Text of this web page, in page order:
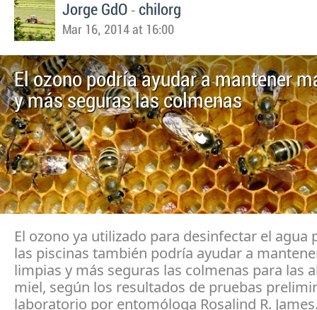
Jorge GdO - chilorg
Mar 16, 2014 at 16:00
El ozono podría ayudar a mantener
y más seguras las colmenas
El ozono ya utilizado para desinfectar el agua
las piscinas también podría ayudar a
limpias y más seguras las colmenas para las
miel, según los resultados de pruebas
laboratorio por entomóloga Rosalind R.